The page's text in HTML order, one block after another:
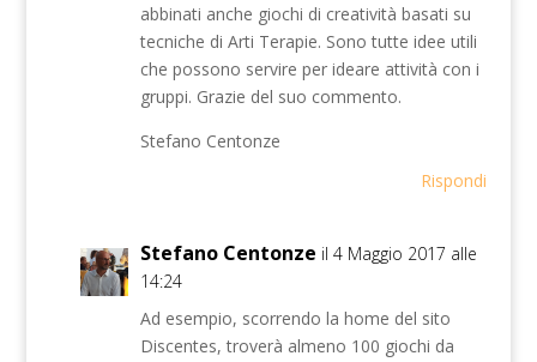
abbinati anche giochi di creatività basati su
tecniche di Arti Terapie. Sono tutte idee utili
che possono servire per ideare attività con i
gruppi. Grazie del suo commento.
Stefano Centonze
Rispondi
Stefano Centonze il 4 Maggio 2017 alle
14:24
Ad esempio, scorrendo la home del sito
Discentes, troverà almeno 100 giochi da